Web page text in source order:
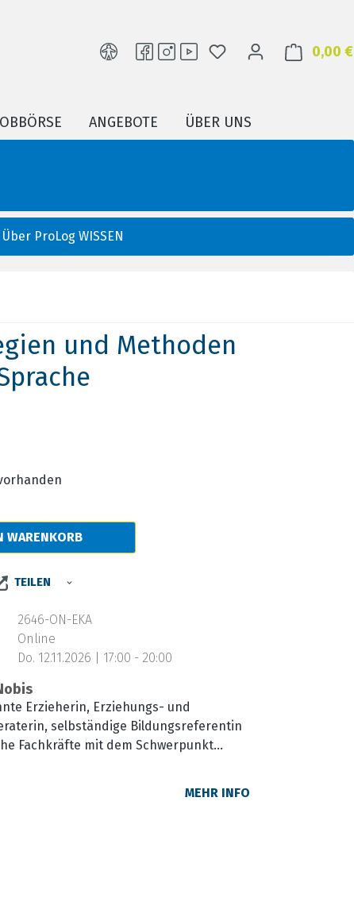
DU HAST 0 0,00 €
ANGEBOTE ÜBER UNS
Über ProLog WISSEN
und Methoden
WARENKORB
TEILEN
2646-ON-EKA
Online
Do. 12.11.2026 | 17:00 - 20:00
Erzieherin, Erziehungs- und
selbständige Bildungsreferentin
Fachkräfte mit dem Schwerpunkt
MEHR INFO